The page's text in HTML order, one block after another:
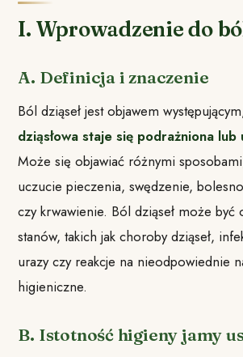
I. Wprowadzenie do
A. Definicja i znaczenie
Ból dziąseł jest objawem
dziąsłowa staje się podrażniona
Może się objawiać różnymi
uczucie pieczenia, swędzenie,
czy krwawienie. Ból dziąseł może być
stanów, takich jak choroby dziąseł,
urazy czy reakcje na nieodpowiednie
higieniczne.
B. Istotność higieny jamy